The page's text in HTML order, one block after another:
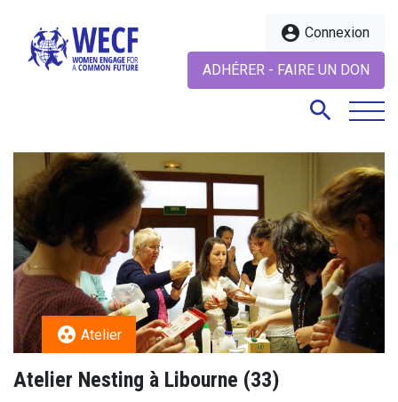
account_circle Connexion
ADHÉRER - FAIRE UN DON
search
search
group_work Atelier
Atelier Nesting à Libourne (33)